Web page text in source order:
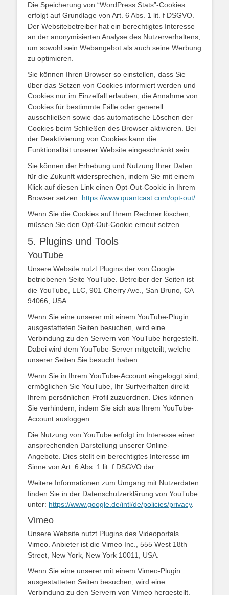
Die Speicherung von “WordPress Stats”-Cookies
erfolgt auf Grundlage von Art. 6 Abs. 1 lit. f DSGVO.
Der Websitebetreiber hat ein berechtigtes Interesse
an der anonymisierten Analyse des Nutzerverhaltens,
um sowohl sein Webangebot als auch seine Werbung
zu optimieren.
Sie können Ihren Browser so einstellen, dass Sie
über das Setzen von Cookies informiert werden und
Cookies nur im Einzelfall erlauben, die Annahme von
Cookies für bestimmte Fälle oder generell
ausschließen sowie das automatische Löschen der
Cookies beim Schließen des Browser aktivieren. Bei
der Deaktivierung von Cookies kann die
Funktionalität unserer Website eingeschränkt sein.
Sie können der Erhebung und Nutzung Ihrer Daten
für die Zukunft widersprechen, indem Sie mit einem
Klick auf diesen Link einen Opt-Out-Cookie in Ihrem
Browser setzen: https://www.quantcast.com/opt-out/
Wenn Sie die Cookies auf Ihrem Rechner löschen,
müssen Sie den Opt-Out-Cookie erneut setzen.
5. Plugins und Tools
YouTube
Unsere Website nutzt Plugins der von Google
betriebenen Seite YouTube. Betreiber der Seiten ist
die YouTube, LLC, 901 Cherry Ave., San Bruno, CA
94066, USA.
Wenn Sie eine unserer mit einem YouTube-Plugin
ausgestatteten Seiten besuchen, wird eine
Verbindung zu den Servern von YouTube hergestellt.
Dabei wird dem YouTube-Server mitgeteilt, welche
unserer Seiten Sie besucht haben.
Wenn Sie in Ihrem YouTube-Account eingeloggt sind,
ermöglichen Sie YouTube, Ihr Surfverhalten direkt
Ihrem persönlichen Profil zuzuordnen. Dies können
Sie verhindern, indem Sie sich aus Ihrem YouTube-
Account ausloggen.
Die Nutzung von YouTube erfolgt im Interesse einer
ansprechenden Darstellung unserer Online-
Angebote. Dies stellt ein berechtigtes Interesse im
Sinne von Art. 6 Abs. 1 lit. f DSGVO dar.
Weitere Informationen zum Umgang mit Nutzerdaten
finden Sie in der Datenschutzerklärung von YouTube
unter: https://www.google.de/intl/de/policies/privacy.
Vimeo
Unsere Website nutzt Plugins des Videoportals
Vimeo. Anbieter ist die Vimeo Inc., 555 West 18th
Street, New York, New York 10011, USA.
Wenn Sie eine unserer mit einem Vimeo-Plugin
ausgestatteten Seiten besuchen, wird eine
Verbindung zu den Servern von Vimeo hergestellt.